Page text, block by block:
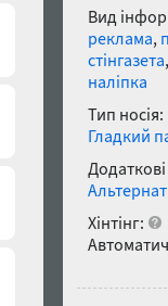
Вид
реклама,
стінгазета
наліпка
Тип носія:
Гладкий
Хінтінг: